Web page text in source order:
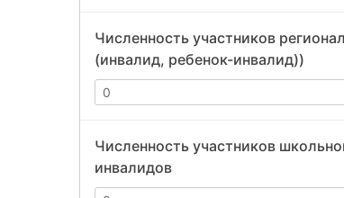
Численность участников
(инвалид, ребенок-инвалид))
Численность участников
инвалидов